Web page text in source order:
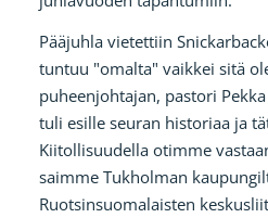
Pääjuhla vietettiin
tuntuu "omalta" vaikkei sitä
puheenjohtajan, pastori
tuli esille seuran historiaa ja
Kiitollisuudella otimme
saimme Tukholman
Ruotsinsuomalaisten